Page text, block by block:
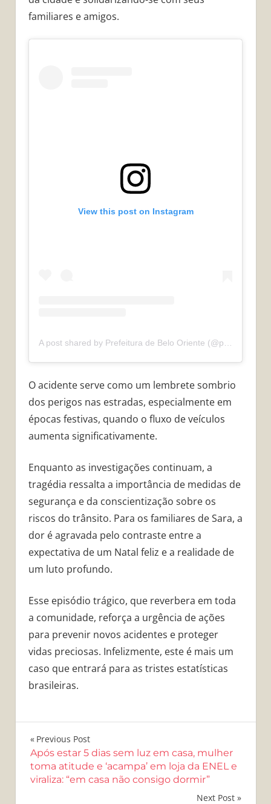
familiares e amigos.
View this post on Instagram
A post shared by Prefeitura de Belo Oriente (@prefeituradebelooriente)
O acidente serve como um lembrete sombrio
dos perigos nas estradas, especialmente em
épocas festivas, quando o fluxo de veículos
aumenta significativamente.
Enquanto as investigações continuam, a
tragédia ressalta a importância de medidas de
segurança e da conscientização sobre os
riscos do trânsito. Para os familiares de Sara, a
dor é agravada pelo contraste entre a
expectativa de um Natal feliz e a realidade de
um luto profundo.
Esse episódio trágico, que reverbera em toda
a comunidade, reforça a urgência de ações
para prevenir novos acidentes e proteger
vidas preciosas. Infelizmente, este é mais um
caso que entrará para as tristes estatísticas
brasileiras.
Navegação
de
Post
Previous Post
Após estar 5 dias sem luz em casa, mulher
toma atitude e ‘acampa’ em loja da ENEL e
viraliza: “em casa não consigo dormir”
Next Post